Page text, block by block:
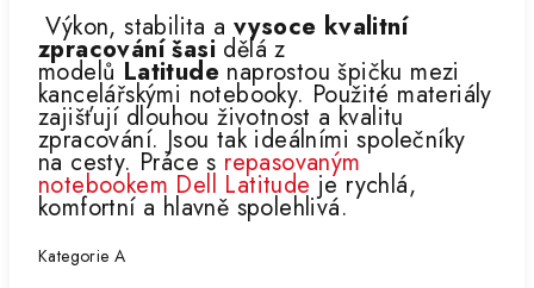
Výkon, stabilita a vysoce kvalitní
zpracování šasi dělá z
modelů Latitude naprostou špičku mezi
kancelářskými notebooky. Použité materiály
zajišťují dlouhou životnost a kvalitu
zpracování. Jsou tak ideálními společníky
na cesty. Práce s repasovaným
notebookem Dell Latitude je rychlá,
komfortní a hlavně spolehlivá.
Kategorie A